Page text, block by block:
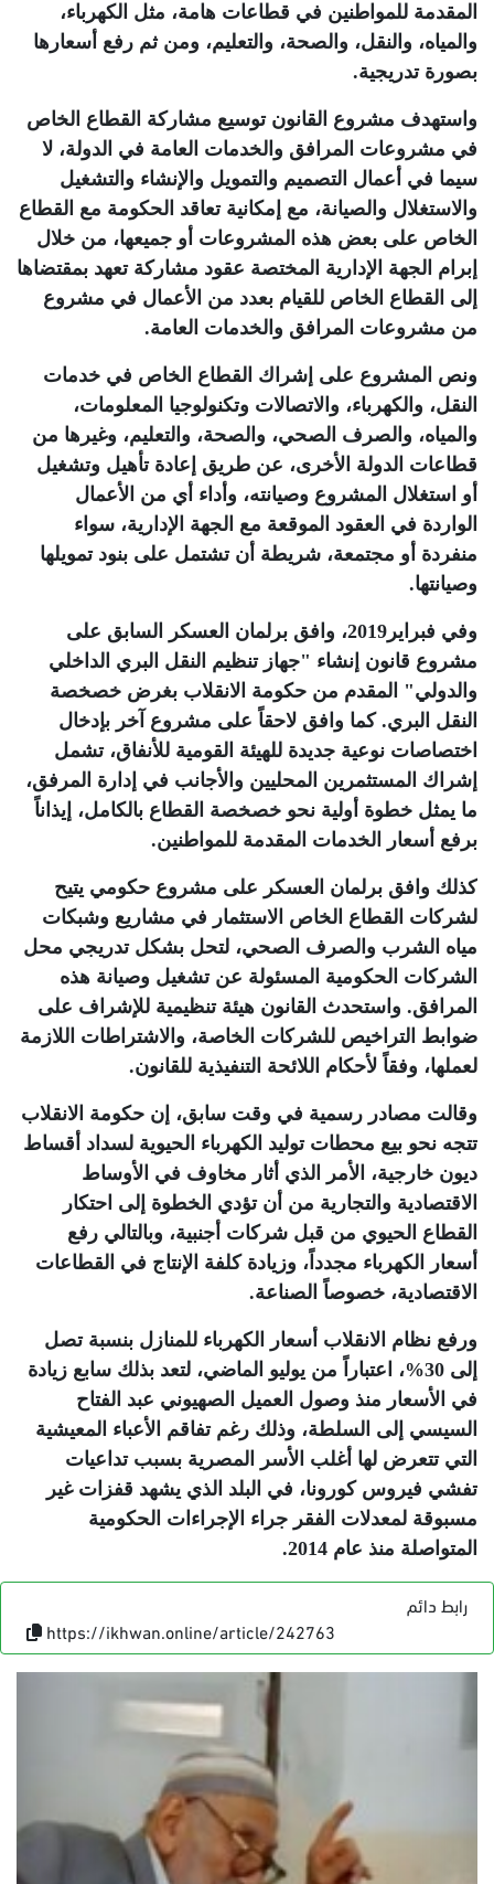
المقدمة للمواطنين في قطاعات هامة، مثل الكهرباء،
والمياه، والنقل، والصحة، والتعليم، ومن ثم رفع أسعارها
بصورة تدريجية.
واستهدف مشروع القانون توسيع مشاركة القطاع الخاص
في مشروعات المرافق والخدمات العامة في الدولة، لا
سيما في أعمال التصميم والتمويل والإنشاء والتشغيل
والاستغلال والصيانة، مع إمكانية تعاقد الحكومة مع القطاع
الخاص على بعض هذه المشروعات أو جميعها، من خلال
إبرام الجهة الإدارية المختصة عقود مشاركة تعهد بمقتضاها
إلى القطاع الخاص للقيام بعدد من الأعمال في مشروع
من مشروعات المرافق والخدمات العامة.
ونص المشروع على إشراك القطاع الخاص في خدمات
النقل، والكهرباء، والاتصالات وتكنولوجيا المعلومات،
والمياه، والصرف الصحي، والصحة، والتعليم، وغيرها من
قطاعات الدولة الأخرى، عن طريق إعادة تأهيل وتشغيل
أو استغلال المشروع وصيانته، وأداء أي من الأعمال
الواردة في العقود الموقعة مع الجهة الإدارية، سواء
منفردة أو مجتمعة، شريطة أن تشتمل على بنود تمويلها
وصيانتها.
وفي فبراير2019، وافق برلمان العسكر السابق على
مشروع قانون إنشاء "جهاز تنظيم النقل البري الداخلي
والدولي" المقدم من حكومة الانقلاب بغرض خصخصة
النقل البري. كما وافق لاحقاً على مشروع آخر بإدخال
اختصاصات نوعية جديدة للهيئة القومية للأنفاق، تشمل
إشراك المستثمرين المحليين والأجانب في إدارة المرفق،
ما يمثل خطوة أولية نحو خصخصة القطاع بالكامل، إيذاناً
برفع أسعار الخدمات المقدمة للمواطنين.
كذلك وافق برلمان العسكر على مشروع حكومي يتيح
لشركات القطاع الخاص الاستثمار في مشاريع وشبكات
مياه الشرب والصرف الصحي، لتحل بشكل تدريجي محل
الشركات الحكومية المسئولة عن تشغيل وصيانة هذه
المرافق. واستحدث القانون هيئة تنظيمية للإشراف على
ضوابط التراخيص للشركات الخاصة، والاشتراطات اللازمة
لعملها، وفقاً لأحكام اللائحة التنفيذية للقانون.
وقالت مصادر رسمية في وقت سابق، إن حكومة الانقلاب
تتجه نحو بيع محطات توليد الكهرباء الحيوية لسداد أقساط
ديون خارجية، الأمر الذي أثار مخاوف في الأوساط
الاقتصادية والتجارية من أن تؤدي الخطوة إلى احتكار
القطاع الحيوي من قبل شركات أجنبية، وبالتالي رفع
أسعار الكهرباء مجدداً، وزيادة كلفة الإنتاج في القطاعات
الاقتصادية، خصوصاً الصناعة.
ورفع نظام الانقلاب أسعار الكهرباء للمنازل بنسبة تصل
إلى 30%، اعتباراً من يوليو الماضي، لتعد بذلك سابع زيادة
في الأسعار منذ وصول العميل الصهيوني عبد الفتاح
السيسي إلى السلطة، وذلك رغم تفاقم الأعباء المعيشية
التي تتعرض لها أغلب الأسر المصرية بسبب تداعيات
تفشي فيروس كورونا، في البلد الذي يشهد قفزات غير
مسبوقة لمعدلات الفقر جراء الإجراءات الحكومية
المتواصلة منذ عام 2014.
رابط دائم
https://ikhwan.online/article/242763